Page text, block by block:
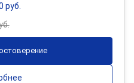
руб.